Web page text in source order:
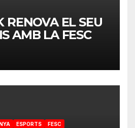
RENOVA EL SEU
AMB LA FESC
ESPORTS FESC